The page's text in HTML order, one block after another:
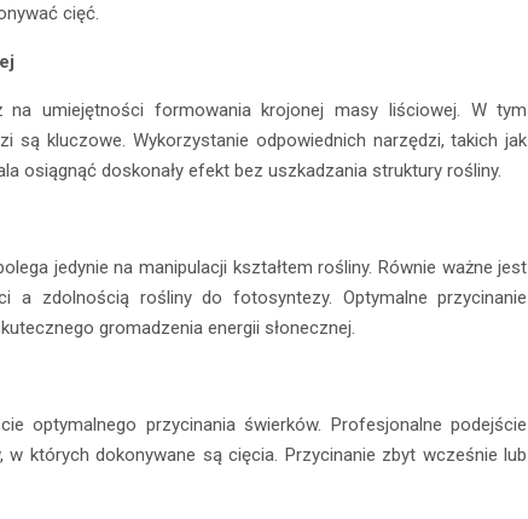
cięć.
na umiejętności formowania krojonej masy liściowej. W tym
są kluczowe. Wykorzystanie odpowiednich narzędzi, takich jak
osiągnąć doskonały efekt bez uszkadzania struktury rośliny.
jedynie na manipulacji kształtem rośliny. Równie ważne jest
a zdolnością rośliny do fotosyntezy. Optymalne przycinanie
gromadzenia energii słonecznej.
optymalnego przycinania świerków. Profesjonalne podejście
których dokonywane są cięcia. Przycinanie zbyt wcześnie lub